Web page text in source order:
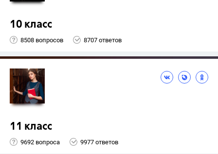
10 класс
8508 вопросов 8707 ответов
11 класс
9692 вопроса 9977 ответов